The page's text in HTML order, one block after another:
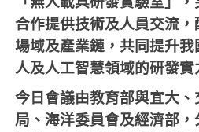
合作提供技術及人員交流
場域及產業鏈，共同提升
人及人工智慧領域的研發實
今日會議由教育部與宜大
局、海洋委員會及經濟部